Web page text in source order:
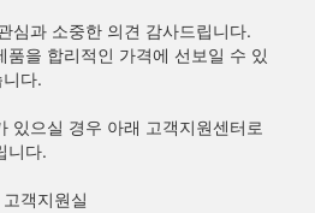
심과 소중한 의견 감사드립니다.
품을 합리적인 가격에 선보일 수 있
다.
있으실 경우 아래 고객지원센터로
니다.
객지원실